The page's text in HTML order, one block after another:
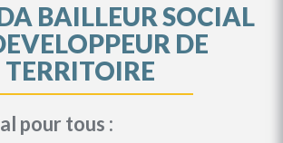
BAILLEUR SOCIAL
DE
TERRITOIRE
pour tous :